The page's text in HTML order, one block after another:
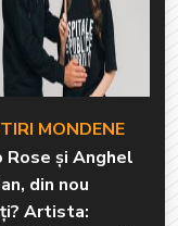
MONDENE
Rose și Anghel
din nou
Artista: